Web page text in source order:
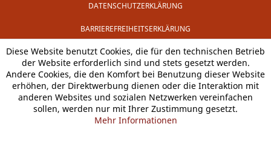
DATENSCHUTZERKLÄRUNG
BARRIEREFREIHEITSERKLÄRUNG
Diese Website benutzt Cookies, die für den technischen Betrieb
der Website erforderlich sind und stets gesetzt werden.
Andere Cookies, die den Komfort bei Benutzung dieser Website
erhöhen, der Direktwerbung dienen oder die Interaktion mit
anderen Websites und sozialen Netzwerken vereinfachen
sollen, werden nur mit Ihrer Zustimmung gesetzt.
Mehr Informationen